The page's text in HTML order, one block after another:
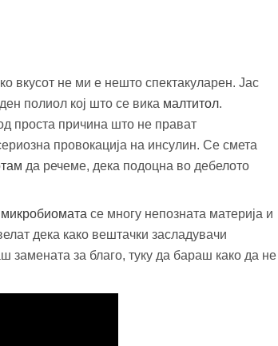
не ми е нешто спектакуларен. Јас
полиол кој што се вика малтитол.
проста причина што не прават
провокација на инсулин. Се смета
да речеме, дека подоцна во дебелото
микробиомата се многу непозната материја и
дека како вештачки засладувачи
замената за благо, туку да бараш како да не